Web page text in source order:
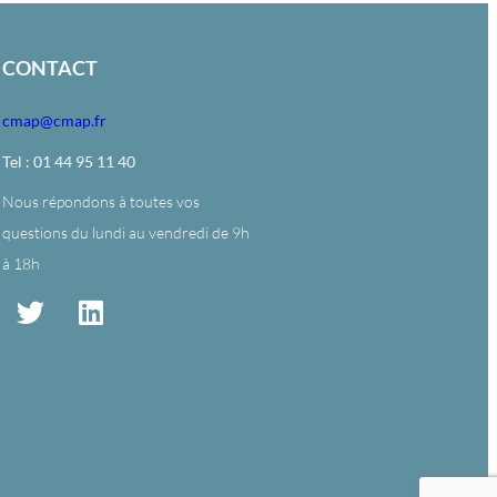
CONTACT
cmap@cmap.fr
Tel : 01 44 95 11 40
Nous répondons à toutes vos
questions du lundi au vendredi de 9h
à 18h